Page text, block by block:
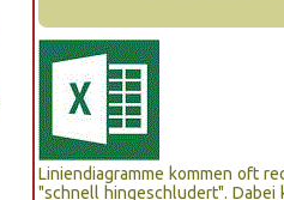
Liniendiagramme kommen oft
"schnell hingeschludert". Dabei